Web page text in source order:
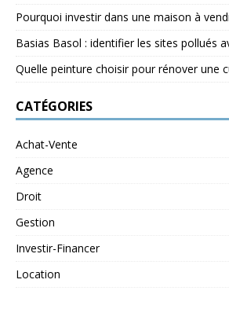
Pourquoi investir dans une maison à
Basias Basol : identifier les sites pollués
Quelle peinture choisir pour rénover une
CATÉGORIES
Achat-Vente
Agence
Droit
Gestion
Investir-Financer
Location